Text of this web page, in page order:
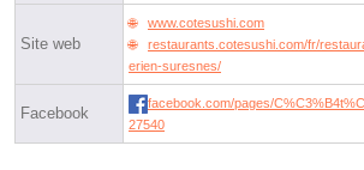
Site web
www.cotesushi.com
restaurants.cotesushi.com/fr/
erien-suresnes/
Facebook
facebook.com/pages/
27540